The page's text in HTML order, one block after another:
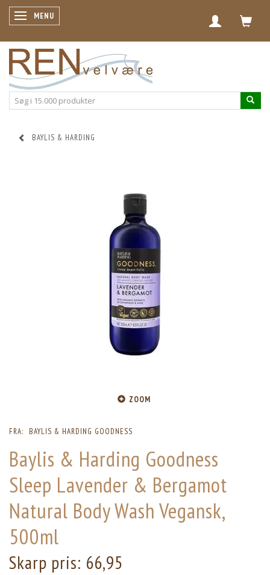
SKIFTE NAVIGATION
MENU
BAYLIS & HARDING
ZOOM
FRA: BAYLIS & HARDING GOODNESS
Baylis & Harding Goodness
Sleep Lavender & Bergamot
Natural Body Wash Vegansk,
500ml
Skarp pris: 66,95